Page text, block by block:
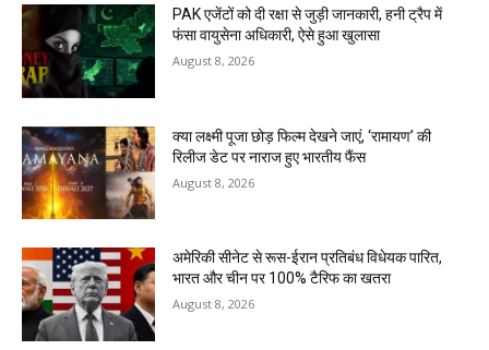
PAK एजेंटों को दी रक्षा से जुड़ी जानकारी, हनी ट्रैप में
फंसा वायुसेना अधिकारी, ऐसे हुआ खुलासा
August 8, 2026
क्या लक्ष्मी पूजा छोड़ फिल्म देखने जाएं, ‘रामायण’ की
रिलीज डेट पर नाराज हुए भारतीय फैंस
August 8, 2026
अमेरिकी सीनेट से रूस-ईरान प्रतिबंध विधेयक पारित,
भारत और चीन पर 100% टैरिफ का खतरा
August 8, 2026